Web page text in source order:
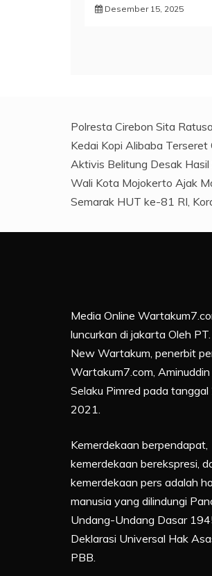
Desember 15, 2025
Polresta Cirebon Sita
Kedai Kopi Alibaba Terseret
Aktivis Belitung Desak
Wali Kota Mojokerto Ajak
Semarak HUT ke-81 RI,
Media Online
luncurkan di jakarta Oleh
New Wartakum, penerbit
Wartakum7.com, Aminuddin
Selaku Pimred pada tanggal
2021.
Kemerdekaan berpendapat,
kemerdekaan berekspresi,
kemerdekaan pers adalah
manusia yang dilindungi
Undang-Undang Dasar
Deklarasi Universal Hak
PBB.